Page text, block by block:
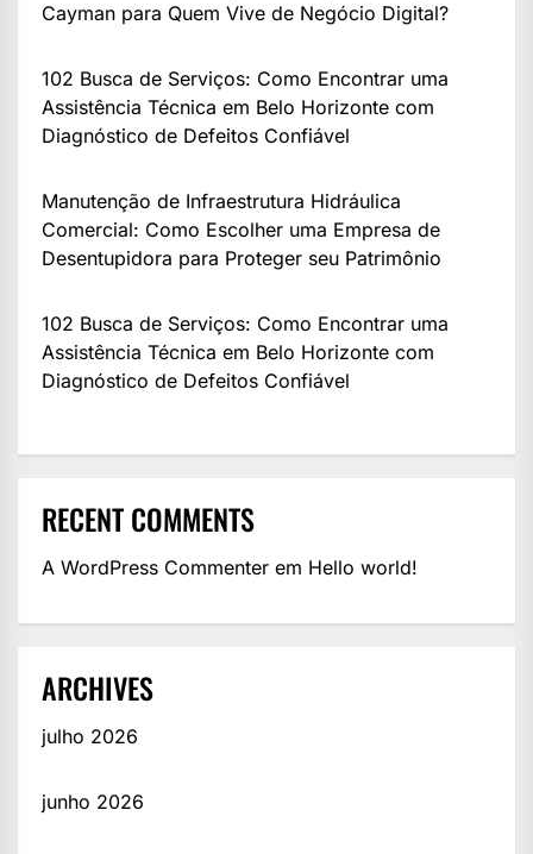
Cayman para Quem Vive de Negócio Digital?
102 Busca de Serviços: Como Encontrar uma
Assistência Técnica em Belo Horizonte com
Diagnóstico de Defeitos Confiável
Manutenção de Infraestrutura Hidráulica
Comercial: Como Escolher uma Empresa de
Desentupidora para Proteger seu Patrimônio
102 Busca de Serviços: Como Encontrar uma
Assistência Técnica em Belo Horizonte com
Diagnóstico de Defeitos Confiável
RECENT COMMENTS
A WordPress Commenter em Hello world!
ARCHIVES
julho 2026
junho 2026